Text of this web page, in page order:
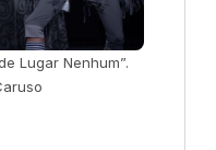
Lugar Nenhum”.